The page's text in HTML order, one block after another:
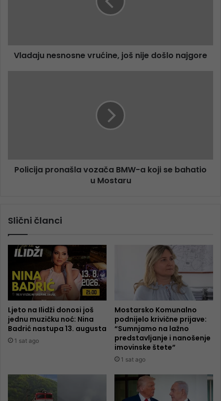
Vladaju nesnosne vrućine, još nije došlo najgore
Policija pronašla vozača BMW-a koji se bahatio
u Mostaru
Slični članci
Ljeto na Ilidži donosi još
jednu muzičku noć: Nina
Badrić nastupa 13. augusta
1 sat ago
Mostarsko Komunalno
podnijelo krivične prijave:
“Sumnjamo na lažno
predstavljanje i nanošenje
imovinske štete”
1 sat ago